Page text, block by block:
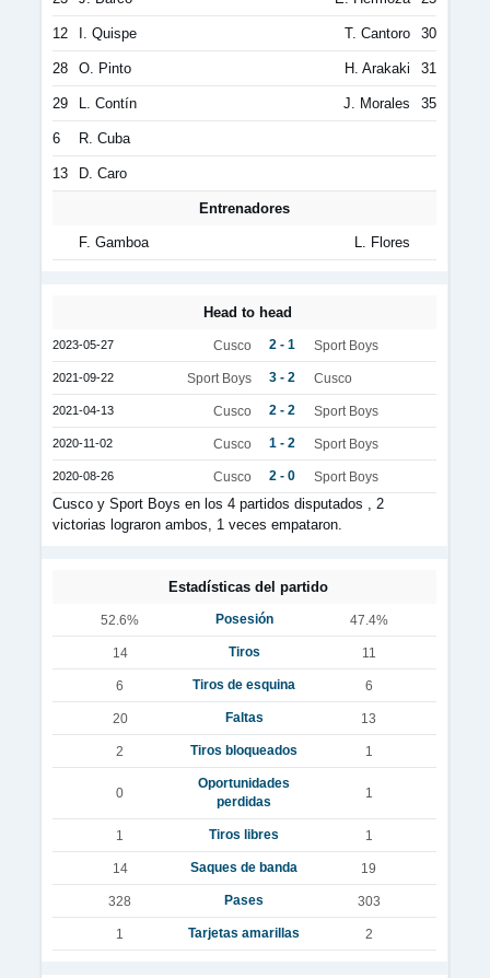
12 I. Quispe T. Cantoro 30
28 O. Pinto H. Arakaki 31
29 L. Contín J. Morales 35
6 R. Cuba
13 D. Caro
Entrenadores
F. Gamboa L. Flores
Head to head
2023-05-27 Cusco 2 - 1 Sport Boys
2021-09-22 Sport Boys 3 - 2 Cusco
2021-04-13 Cusco 2 - 2 Sport Boys
2020-11-02 Cusco 1 - 2 Sport Boys
2020-08-26 Cusco 2 - 0 Sport Boys
Cusco y Sport Boys en los 4 partidos disputados , 2
victorias lograron ambos, 1 veces empataron.
Estadísticas del partido
52.6% Posesión 47.4%
14 Tiros 11
6 Tiros de esquina 6
20 Faltas 13
2 Tiros bloqueados 1
0
Oportunidades
perdidas
1
1 Tiros libres 1
14 Saques de banda 19
328 Pases 303
1 Tarjetas amarillas 2